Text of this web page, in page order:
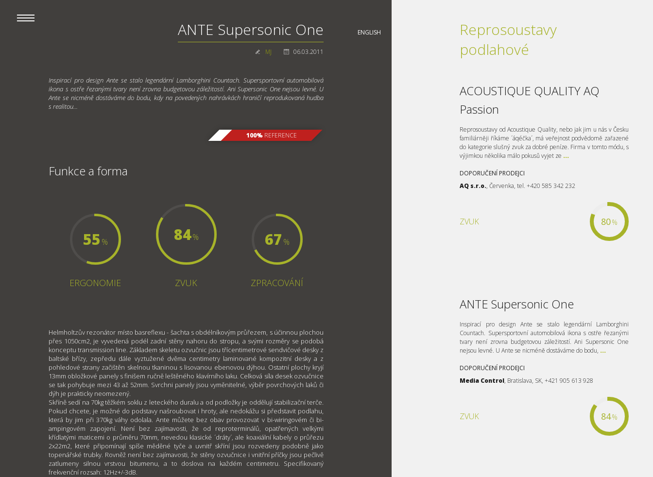
ANTE Supersonic One
MJ 06.03.2011
Reprosoustavy
podlahové
Inspirací pro design Ante se stalo legendární Lamborghini Countach. Supersportovní automobilová
ikona s ostře řezanými tvary není zrovna budgetovou záležitostí. Ani Supersonic One nejsou levné. U
Ante se nicméně dostáváme do bodu, kdy na povedených nahrávkách hraničí reprodukovaná hudba
s realitou...
100% REFERENCE
Funkce a forma
55 %
ERGONOMIE
84%
ZVUK
67 %
ZPRACOVÁNÍ
Helmholtzův rezonátor místo basreflexu - šachta s obdélníkovým průřezem, s účinnou plochou
přes 1050cm2, je vyvedená podél zadní stěny nahoru do stropu, a svými rozměry se podobá
konceptu transmission line. Základem skeletu ozvučnic jsou třícentimetrové sendvičové desky z
baltské břízy, zepředu dále vyztužené dvěma centimetry laminované kompozitní desky a z
pohledové strany začištěn skelnou tkaninou s lisovanou ebenovou dýhou. Ostatní plochy kryjí
13mm obložkové panely s finišem ručně leštěného klavírního laku. Celková síla desek ozvučnice
se tak pohybuje mezi 43 až 52mm. Svrchni panely jsou vyměnitelné, výběr povrchových laků či
dýh je prakticky neomezený.
Skříně sedí na 70kg těžkém soklu z leteckého duralu a od podložky je oddělují stabilizační terče.
Pokud chcete, je možné do podstavy našroubovat i hroty, ale nedokážu si představit podlahu,
která by jim při 370kg váhy odolala. Ante můžete bez obav provozovat v bi-wiringovém či bi-
ampingovém zapojení. Není bez zajímavosti, že od reproterminálů, opatřených velkými
křídlatými maticemi o průměru 70mm, nevedou klasické ´dráty´, ale koaxiální kabely o průřezu
2x22m2, které připomínají spíše měděné tyče a uvnitř skříní jsou rozvedeny podobně jako
topenářské trubky. Rovněž není bez zajímavosti, že stěny ozvučnice i vnitřní příčky jsou pečlivě
zatlumeny silnou vrstvou bitumenu, a to doslova na každém centimetru. Specifikovaný
frekvenční rozsah: 12Hz+/-3dB.
ACOUSTIQUE QUALITY AQ
Passion
Reprosoustavy od Acoustique Quality, nebo jak jim u nás v Česku
familiárněji říkáme ´áqéčka´, má veřejnost podvědomě zařazené
do kategorie slušný zvuk za dobré peníze. Firma v tomto módu, s
výjimkou několika málo pokusů vyjet ze ...
DOPORUČENÍ PRODEJCI
AQ s.r.o., Červenka, tel. +420 585 342 232
ZVUK 80%
ANTE Supersonic One
Inspirací pro design Ante se stalo legendární Lamborghini
Countach. Supersportovní automobilová ikona s ostře řezanými
tvary není zrovna budgetovou záležitostí. Ani Supersonic One
nejsou levné. U Ante se nicméně dostáváme do bodu, ...
DOPORUČENÍ PRODEJCI
Media Control, Bratislava, SK, +421 905 613 928
ZVUK 84%
ENGLISH